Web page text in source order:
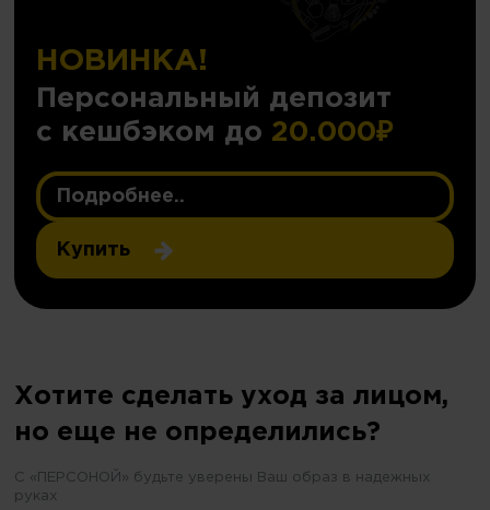
НОВИНКА!
Персональный депозит
с кешбэком до 20.000₽
Подробнее..
Купить
Хотите сделать уход за лицом,
но еще не определились?
С «ПЕРСОНОЙ» будьте уверены Ваш образ в надежных
руках